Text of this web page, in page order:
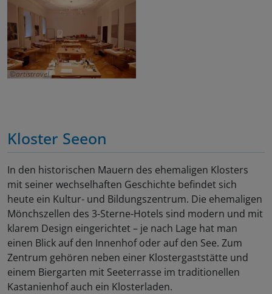
artistravel
Kloster Seeon
In den historischen Mauern des ehemaligen Klosters
mit seiner wechselhaften Geschichte befindet sich
heute ein Kultur- und Bildungszentrum. Die ehemaligen
Mönchszellen des 3-Sterne-Hotels sind modern und mit
klarem Design eingerichtet – je nach Lage hat man
einen Blick auf den Innenhof oder auf den See. Zum
Zentrum gehören neben einer Klostergaststätte und
einem Biergarten mit Seeterrasse im traditionellen
Kastanienhof auch ein Klosterladen.